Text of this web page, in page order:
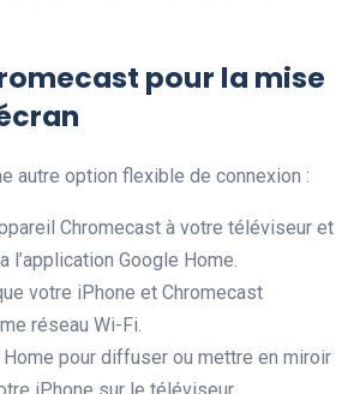
pour la mise
autre option flexible de connexion :
Chromecast à votre téléviseur et
l’application Google Home.
votre iPhone et Chromecast
réseau Wi-Fi.
pour diffuser ou mettre en miroir